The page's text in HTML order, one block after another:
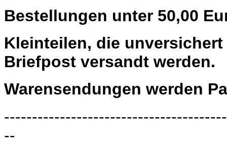
Bestellungen unter 50,00
Kleinteilen, die
Briefpost versandt werden.
Warensendungen werden
--